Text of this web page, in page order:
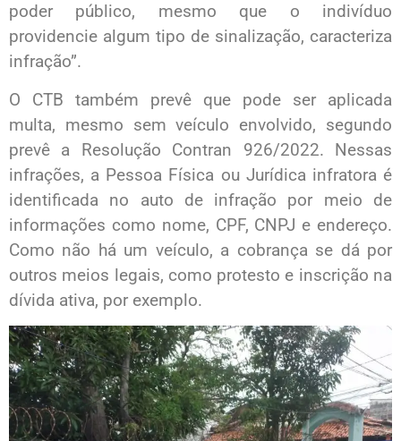
poder público, mesmo que o indivíduo
providencie algum tipo de sinalização, caracteriza
infração”.
O CTB também prevê que pode ser aplicada
multa, mesmo sem veículo envolvido, segundo
prevê a Resolução Contran 926/2022. Nessas
infrações, a Pessoa Física ou Jurídica infratora é
identificada no auto de infração por meio de
informações como nome, CPF, CNPJ e endereço.
Como não há um veículo, a cobrança se dá por
outros meios legais, como protesto e inscrição na
dívida ativa, por exemplo.